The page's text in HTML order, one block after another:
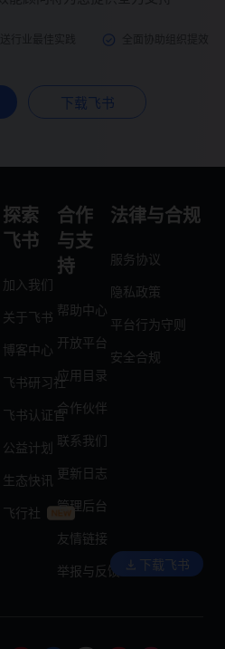
下载飞书
探索
飞书
加入我们
关于飞书
博客中心
飞书研习社
飞书认证官
公益计划
生态快讯
飞行社
合作
与支
持
帮助中心
开放平台
应用目录
合作伙伴
联系我们
更新日志
管理后台
友情链接
举报与反馈
法律与合规
服务协议
隐私政策
平台行为守则
安全合规
下载飞书